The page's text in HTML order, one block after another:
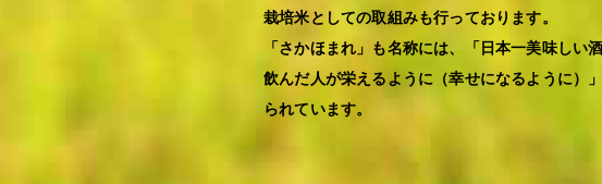
栽培米としての取組みも行っております。
「さかほまれ」も名称には、「日本一美味しい
飲んだ人が栄えるように（幸せになるように）
られています。